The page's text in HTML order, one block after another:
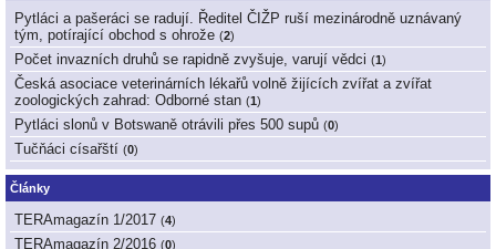
Pytláci a pašeráci se radují. Ředitel ČIŽP ruší mezinárodně uznávaný
tým, potírající obchod s ohrože (2)
Počet invazních druhů se rapidně zvyšuje, varují vědci (1)
Česká asociace veterinárních lékařů volně žijících zvířat a zvířat
zoologických zahrad: Odborné stan (1)
Pytláci slonů v Botswaně otrávili přes 500 supů (0)
Tučňáci císařští (0)
Články
TERAmagazín 1/2017 (4)
TERAmagazín 2/2016 (0)